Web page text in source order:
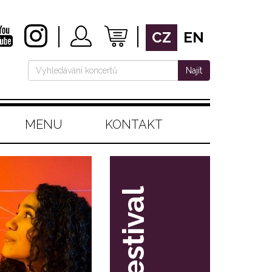
CZ EN
Najít
MENU KONTAKT
festival